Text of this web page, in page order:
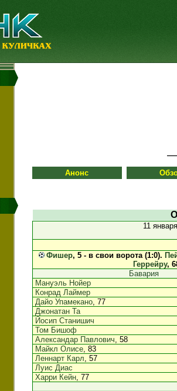
Анонс
11
Фишер, 5 - в свои ворота (1:0).
Геррейру,
Бавария
Мануэль Нойер
Конрад Лаймер
Дайо Упамекано, 77
Джонатан Та
Йосип Станишич
Том Бишоф
Александар Павлович, 58
Майкл Олисе, 83
Леннарт Карл, 57
Луис Диас
Харри Кейн, 77